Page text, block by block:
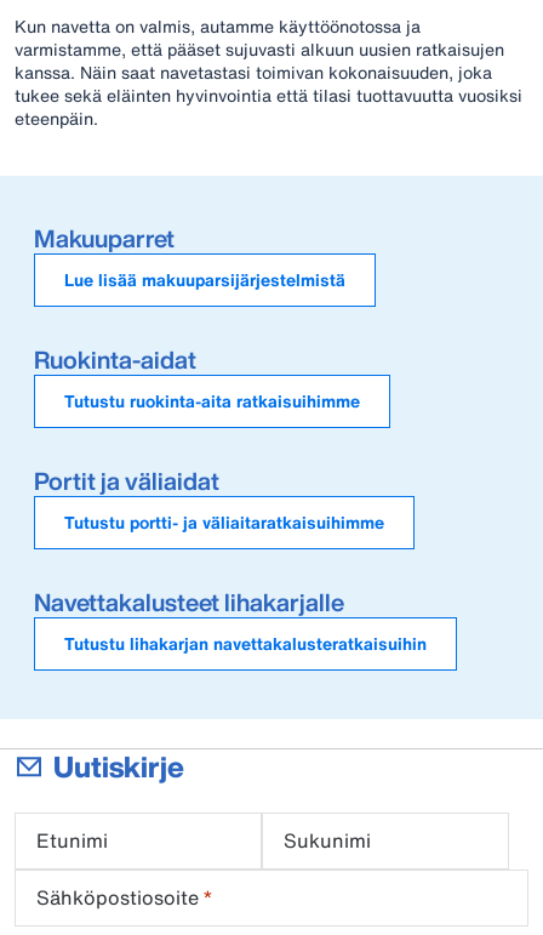
Kun navetta on valmis, autamme käyttöönotossa ja
varmistamme, että pääset sujuvasti alkuun uusien ratkaisujen
kanssa. Näin saat navetastasi toimivan kokonaisuuden, joka
tukee sekä eläinten hyvinvointia että tilasi tuottavuutta vuosiksi
eteenpäin.
Makuuparret
Lue lisää makuuparsijärjestelmistä
Ruokinta-aidat
Tutustu ruokinta-aita ratkaisuihimme
Portit ja väliaidat
Tutustu portti- ja väliaitaratkaisuihimme
Navettakalusteet lihakarjalle
Tutustu lihakarjan navettakalusteratkaisuihin
Uutiskirje
Etunimi
Sukunimi
Sähköpostiosoite*